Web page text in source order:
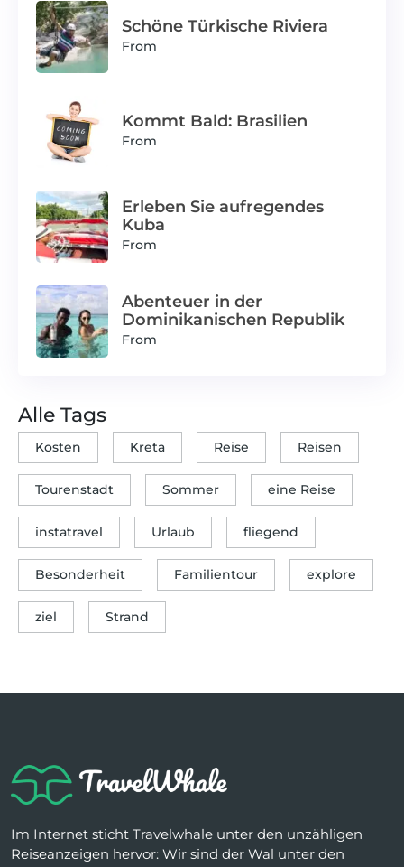
Schöne Türkische Riviera
From
Kommt Bald: Brasilien
From
Erleben Sie aufregendes
Kuba
From
Abenteuer in der
Dominikanischen Republik
From
Alle Tags
Kosten Kreta Reise Reisen
Tourenstadt Sommer eine Reise
instatravel Urlaub fliegend
Besonderheit Familientour explore
ziel Strand
Im Internet sticht Travelwhale unter den unzähligen
Reiseanzeigen hervor: Wir sind der Wal unter den